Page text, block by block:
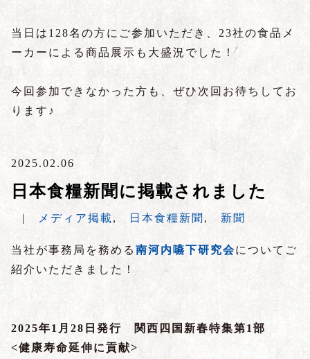
当日は128名の方にご参加いただき、23社の食品メ
ーカーによる商品展示も大盛況でした！
今回参加できなかった方も、ぜひ次回お待ちしてお
ります♪
2025.02.06
日本食糧新聞に掲載されました
メディア掲載, 日本食糧新聞 , 新聞
当社が事務局を務める 南河内嚥下研究会についてご
紹介いただきました！
2025年1月28日発行 関西四国新春特集第1部
<健康寿命延伸に貢献>